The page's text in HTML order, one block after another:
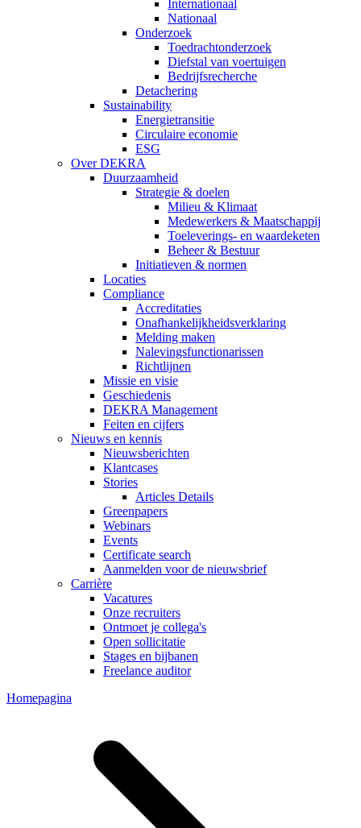
Internationaal
Nationaal
Onderzoek
Toedrachtonderzoek
Diefstal van voertuigen
Bedrijfsrecherche
Detachering
Sustainability
Energietransitie
Circulaire economie
ESG
Over DEKRA
Duurzaamheid
Strategie & doelen
Milieu & Klimaat
Medewerkers & Maatschappij
Toeleverings- en waardeketen
Beheer & Bestuur
Initiatieven & normen
Locaties
Compliance
Accreditaties
Onafhankelijkheidsverklaring
Melding maken
Nalevingsfunctionarissen
Richtlijnen
Missie en visie
Geschiedenis
DEKRA Management
Feiten en cijfers
Nieuws en kennis
Nieuwsberichten
Klantcases
Stories
Articles Details
Greenpapers
Webinars
Events
Certificate search
Aanmelden voor de nieuwsbrief
Carrière
Vacatures
Onze recruiters
Ontmoet je collega's
Open sollicitatie
Stages en bijbanen
Freelance auditor
Homepagina